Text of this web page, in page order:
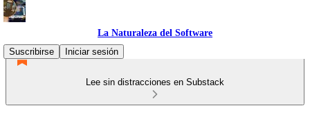
La Naturaleza del Software
Suscribirse
Iniciar sesión
Lee sin distracciones en Substack